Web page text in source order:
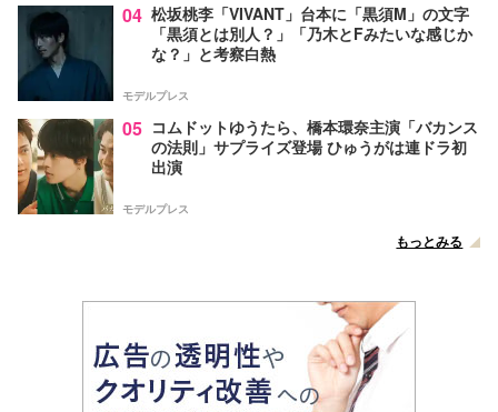
04 松坂桃李「VIVANT」台本に「黒須M」の文字
「黒須とは別人？」「乃木とFみたいな感じか
な？」と考察白熱
モデルプレス
05 コムドットゆうたら、橋本環奈主演「バカンス
の法則」サプライズ登場 ひゅうがは連ドラ初
出演
モデルプレス
もっとみる